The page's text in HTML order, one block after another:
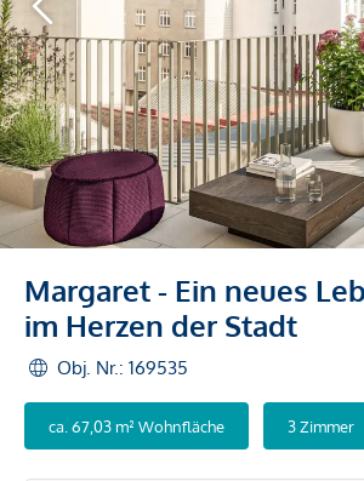
Margaret - Ein neues
im Herzen der Stadt
Obj. Nr.: 169535
ca. 67,03 m² Wohnfläche 3 Zimmer